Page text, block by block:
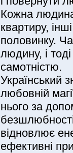
Кожна
квартиру,
половинку.
людину, і
самотністю.
Український
любовній
нього за
відновлює
ефективні